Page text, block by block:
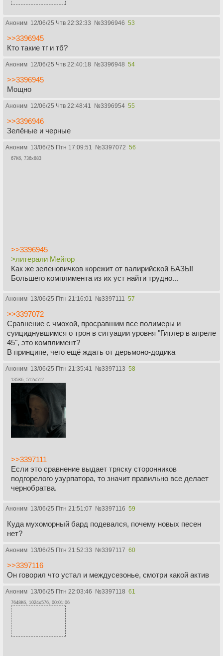
Аноним 12/06/25 Чтв 22:32:33 №3396946 53
>>3396945
Кто такие тг и тб?
Аноним 12/06/25 Чтв 22:40:18 №3396948 54
>>3396945
Мощно
Аноним 12/06/25 Чтв 22:48:41 №3396954 55
>>3396946
Зелёные и черные
Аноним 13/06/25 Птн 17:09:51 №3397072 56
67Кб, 736x883
>>3396945
>литерали Мейгор
Как же зеленовичков корежит от валирийской БАЗЫ!
Большего комплимента из их уст найти трудно...
Аноним 13/06/25 Птн 21:16:01 №3397111 57
>>3397072
Сравнение с чмохой, просравшим все полимеры и
суициднувшимся о трон в ситуации уровня "Гитлер в апреле
45", это комплимент?
В принципе, чего ещё ждать от дерьмоно-додика
Аноним 13/06/25 Птн 21:35:41 №3397113 58
135Кб, 512x512
>>3397111
Если это сравнение выдает тряску сторонников
подгорелого узурпатора, то значит правильно все делает
чернобратва.
Аноним 13/06/25 Птн 21:51:07 №3397116 59
Куда мухоморный бард подевался, почему новых песен
нет?
Аноним 13/06/25 Птн 21:52:33 №3397117 60
>>3397116
Он говорил что устал и междусезонье, смотри какой актив
Аноним 13/06/25 Птн 22:03:46 №3397118 61
7648Кб, 1024x576, 00:01:06